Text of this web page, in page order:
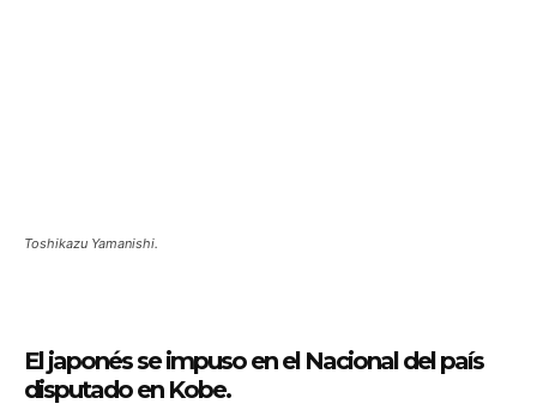
Toshikazu Yamanishi.
El japonés se impuso en el Nacional del país
disputado en Kobe.